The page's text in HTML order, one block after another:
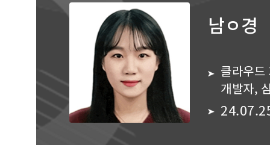
남ㅇ경
클라우드
개발자,